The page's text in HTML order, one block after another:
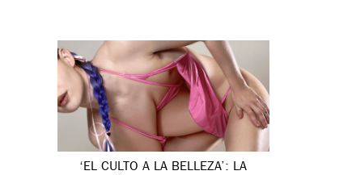
‘EL CULTO A LA BELLEZA’: LA